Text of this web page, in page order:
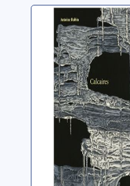
Calcaires
Rubin, Antoine